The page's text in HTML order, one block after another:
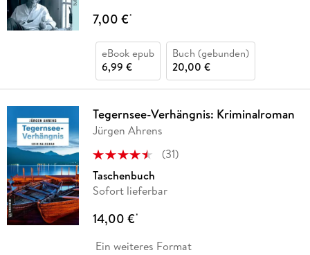
7,00 €*
eBook epub
6,99 €
Buch (gebunden)
20,00 €
Tegernsee-Verhängnis: Kriminalroman
Jürgen Ahrens
(31)
Taschenbuch
Sofort lieferbar
14,00 €*
Ein weiteres Format